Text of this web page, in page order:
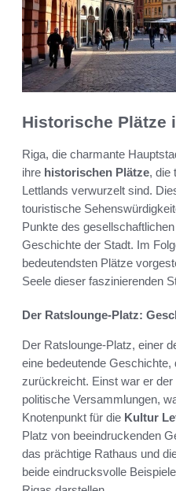
Historische Plätze
Riga, die charmante
ihre historischen Plätze, die
Lettlands verwurzelt sind.
touristische
Punkte des
Geschichte der Stadt. Im
bedeutendsten Plätze
Seele dieser faszinierenden
Der Ratslounge-Platz:
Der Ratslounge-Platz, einer
eine bedeutende
zurückreicht. Einst war er
politische Versammlungen,
Knotenpunkt für die Kultur
Platz von beeindruckenden
das prächtige Rathaus und
beide eindrucksvolle